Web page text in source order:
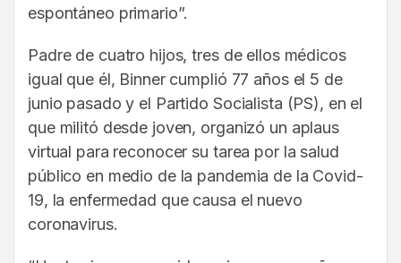
espontáneo primario”.
Padre de cuatro hijos, tres de ellos médicos
igual que él, Binner cumplió 77 años el 5 de
junio pasado y el Partido Socialista (PS), en el
que militó desde joven, organizó un aplaus
virtual para reconocer su tarea por la salud
público en medio de la pandemia de la Covid-
19, la enfermedad que causa el nuevo
coronavirus.